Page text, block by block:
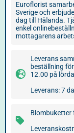
Euroflorist
Sverige och
dag till Hålanda.
enkel
mottagarens
Leverans
beställning
12.00 på
Leverans: 7
Blombuketter